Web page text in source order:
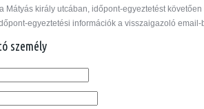
Mátyás király utcában, időpont-egyeztetést
egyeztetési információk a visszaigazoló email-
személy